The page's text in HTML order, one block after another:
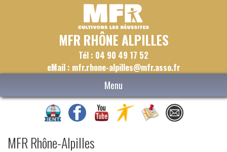
MFR RHÔNE ALPILLES
Tél : 04 90 49 17 52
eMail : mfr.rhone-alpilles@mfr.asso.fr
Menu
MFR Rhône-Alpilles